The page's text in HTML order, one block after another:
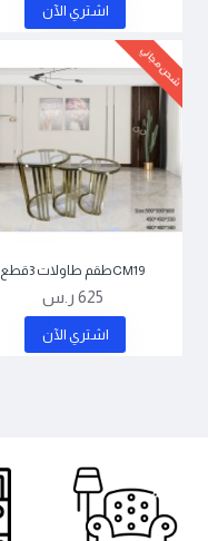
اشتري اﻵن
شحن مجاني
CM19طقم طاولات 3قطع
625 ر.س
اشتري اﻵن